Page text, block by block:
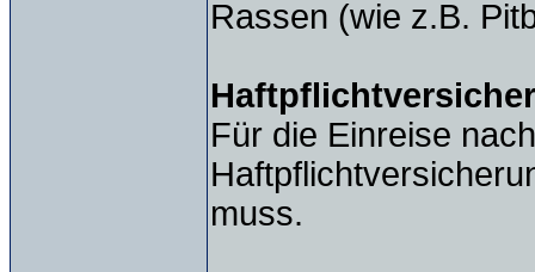
Rassen (wie z.B.
Für die Einreise
muss.